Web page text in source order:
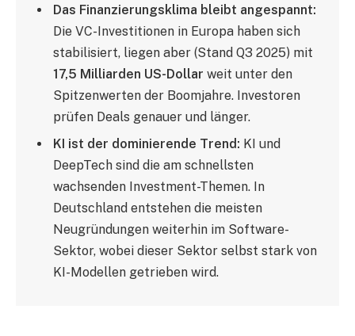
Das Finanzierungsklima bleibt angespannt:
Die VC-Investitionen in Europa haben sich
stabilisiert, liegen aber (Stand Q3 2025) mit
17,5 Milliarden US-Dollar weit unter den
Spitzenwerten der Boomjahre. Investoren
prüfen Deals genauer und länger.
KI ist der dominierende Trend: KI und
DeepTech sind die am schnellsten
wachsenden Investment-Themen. In
Deutschland entstehen die meisten
Neugründungen weiterhin im Software-
Sektor, wobei dieser Sektor selbst stark von
KI-Modellen getrieben wird.